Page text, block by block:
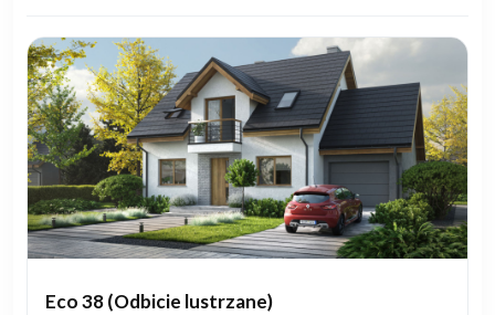
Eco 38 (Odbicie lustrzane)